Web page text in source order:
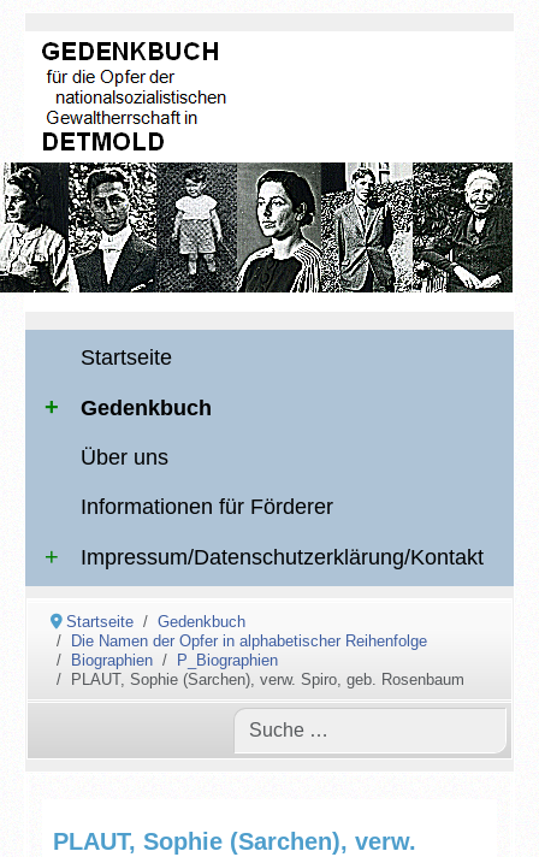
Startseite
Gedenkbuch
Über uns
Informationen für Förderer
Impressum/Datenschutzerklärung/Kontakt
Startseite
Gedenkbuch
Die Namen der Opfer in alphabetischer Reihenfolge
Biographien
P_Biographien
PLAUT, Sophie (Sarchen), verw. Spiro, geb. Rosenbaum
PLAUT, Sophie (Sarchen), verw.